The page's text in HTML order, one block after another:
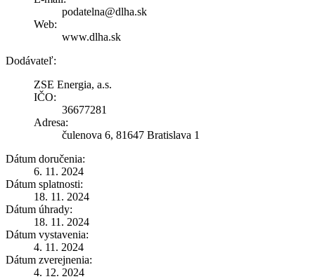
podatelna@dlha.sk
Web:
www.dlha.sk
Dodávateľ:
ZSE Energia, a.s.
IČO:
36677281
Adresa:
čulenova 6, 81647 Bratislava 1
Dátum doručenia:
6. 11. 2024
Dátum splatnosti:
18. 11. 2024
Dátum úhrady:
18. 11. 2024
Dátum vystavenia:
4. 11. 2024
Dátum zverejnenia:
4. 12. 2024